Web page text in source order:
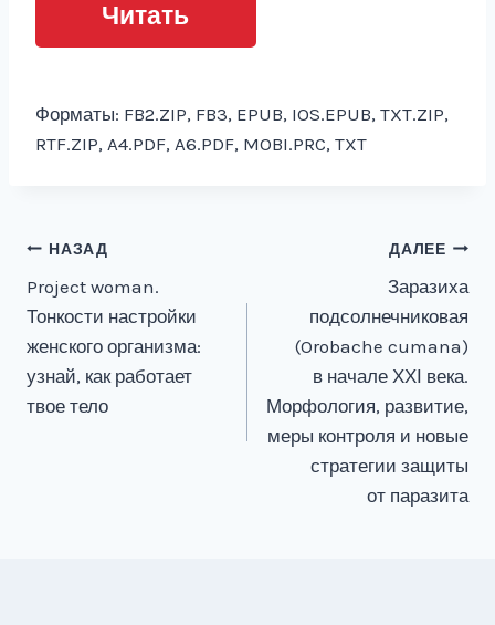
Читать
Форматы: FB2.ZIP, FB3, EPUB, IOS.EPUB, TXT.ZIP,
RTF.ZIP, A4.PDF, A6.PDF, MOBI.PRC, TXT
Навигация
по
записям
НАЗАД
Project woman.
Тонкости настройки
женского организма:
узнай, как работает
твое тело
ДАЛЕЕ
Заразиха
подсолнечниковая
(Orobache cumana)
в начале ХХІ века.
Морфология, развитие,
меры контроля и новые
стратегии защиты
от паразита